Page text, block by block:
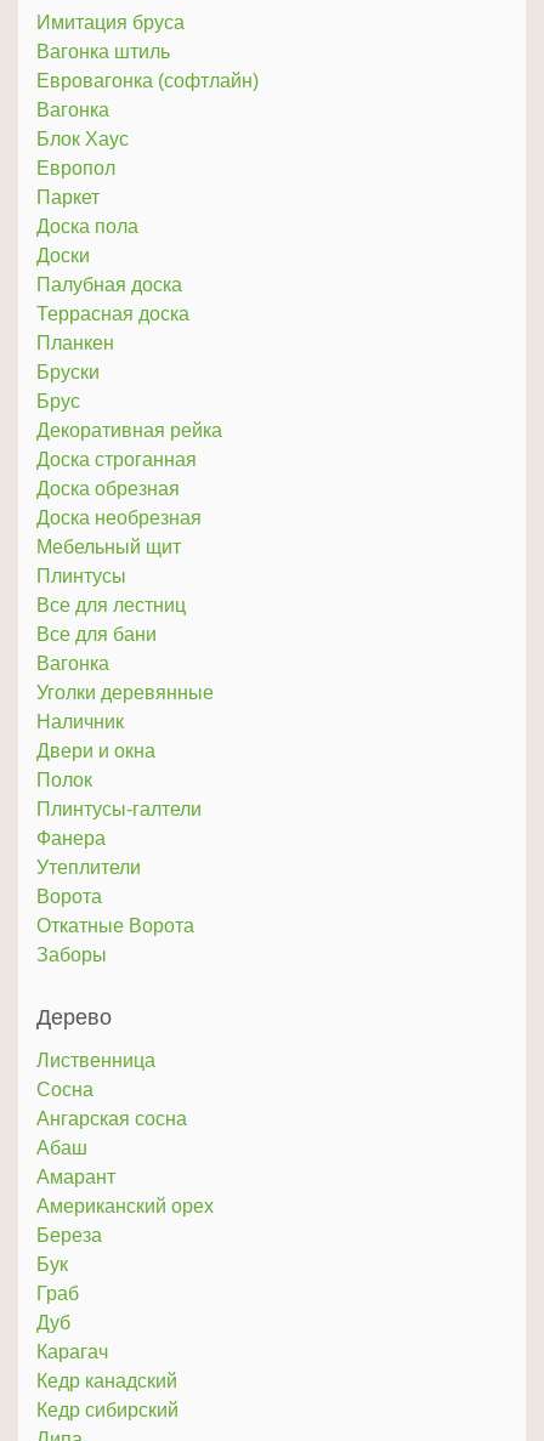
Имитация бруса
Вагонка штиль
Евровагонка (софтлайн)
Вагонка
Блок Хаус
Европол
Паркет
Доска пола
Доски
Палубная доска
Террасная доска
Планкен
Бруски
Брус
Декоративная рейка
Доска строганная
Доска обрезная
Доска необрезная
Мебельный щит
Плинтусы
Все для лестниц
Все для бани
Вагонка
Уголки деревянные
Наличник
Двери и окна
Полок
Плинтусы-галтели
Фанера
Утеплители
Ворота
Откатные Ворота
Заборы
Дерево
Лиственница
Сосна
Ангарская сосна
Абаш
Амарант
Американский орех
Береза
Бук
Граб
Дуб
Карагач
Кедр канадский
Кедр сибирский